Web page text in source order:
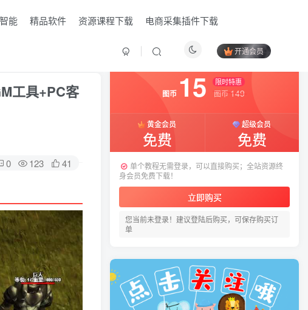
能 精品软件 资源课程下载 电商采集插件下载
开通会员
工具+PC客
0 123 41
HI！请登录
登录 注册
付费资源
图币 15 限时特惠
图币 149
黄金会员
免费
超级会员
免费
单个教程无需登录，可以直接购买；全站资源终
身会员免费下载！
立即购买
您当前未登录！建议登陆后购买，可保存购买订
单